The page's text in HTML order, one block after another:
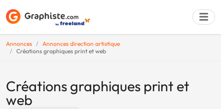
Annonces
Annonces direction artistique
Créations graphiques print et web
Créations graphiques print et
web